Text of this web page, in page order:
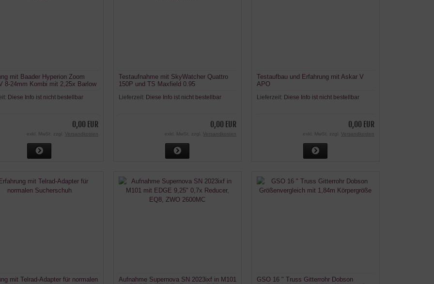
mit Baader Hyperion Zoom
8-24mm Kombi mit 2,25x Barlow
Diese Info ist nicht bestellbar
0,00 EUR
exkl. MwSt. zzgl. Versandkosten
Testaufnahme mit SkyWatcher Quattro
150P und TS Maxfield 0.95
Lieferzeit: Diese Info ist nicht bestellbar
0,00 EUR
exkl. MwSt. zzgl. Versandkosten
Testaufbau und Erfahrung mit Askar V
APO
Lieferzeit: Diese Info ist nicht bestellbar
0,00 EUR
exkl. MwSt. zzgl. Versandkosten
mit Telrad-Adapter für normalen
Aufnahme Supernova SN 2023ixf in M101
GSO 16 " Truss Gitterrohr Dobson